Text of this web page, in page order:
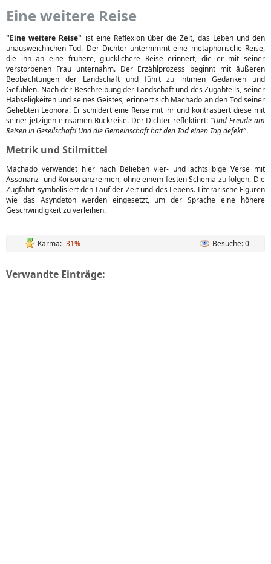
Eine weitere Reise
"Eine weitere Reise" ist eine Reflexion über die Zeit, das Leben und den
unausweichlichen Tod. Der Dichter unternimmt eine metaphorische Reise,
die ihn an eine frühere, glücklichere Reise erinnert, die er mit seiner
verstorbenen Frau unternahm. Der Erzählprozess beginnt mit äußeren
Beobachtungen der Landschaft und führt zu intimen Gedanken und
Gefühlen. Nach der Beschreibung der Landschaft und des Zugabteils, seiner
Habseligkeiten und seines Geistes, erinnert sich Machado an den Tod seiner
Geliebten Leonora. Er schildert eine Reise mit ihr und kontrastiert diese mit
seiner jetzigen einsamen Rückreise. Der Dichter reflektiert: "Und Freude am
Reisen in Gesellschaft! Und die Gemeinschaft hat den Tod einen Tag defekt".
Metrik und Stilmittel
Machado verwendet hier nach Belieben vier- und achtsilbige Verse mit
Assonanz- und Konsonanzreimen, ohne einem festen Schema zu folgen. Die
Zugfahrt symbolisiert den Lauf der Zeit und des Lebens. Literarische Figuren
wie das Asyndeton werden eingesetzt, um der Sprache eine höhere
Geschwindigkeit zu verleihen.
Karma:-31% Besuche: 0
Verwandte Einträge: